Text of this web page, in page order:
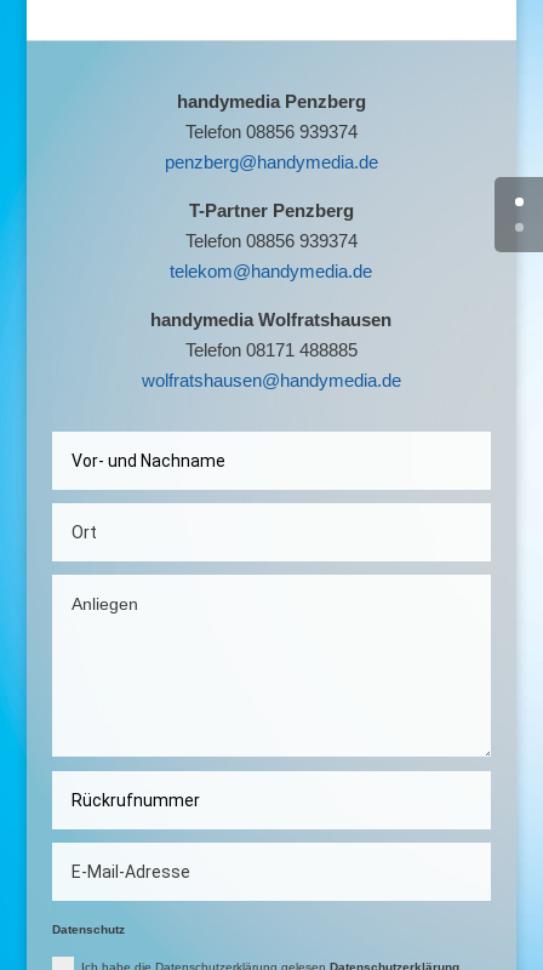
handymedia Penzberg
Telefon 08856 939374
penzberg@handymedia.de
T-Partner Penzberg
Telefon 08856 939374
telekom@handymedia.de
handymedia Wolfratshausen
Telefon 08171 488885
wolfratshausen@handymedia.de
Datenschutz
Ich habe die Datenschutzerklärung gelesen Datenschutzerklärung